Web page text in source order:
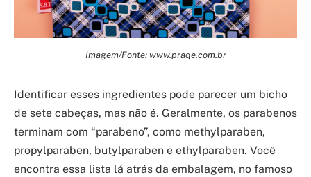
Imagem/Fonte: www.praqe.com.br
Identificar esses ingredientes pode parecer um bicho
de sete cabeças, mas não é. Geralmente, os parabenos
terminam com “parabeno”, como methylparaben,
propylparaben, butylparaben e ethylparaben. Você
encontra essa lista lá atrás da embalagem, no famoso